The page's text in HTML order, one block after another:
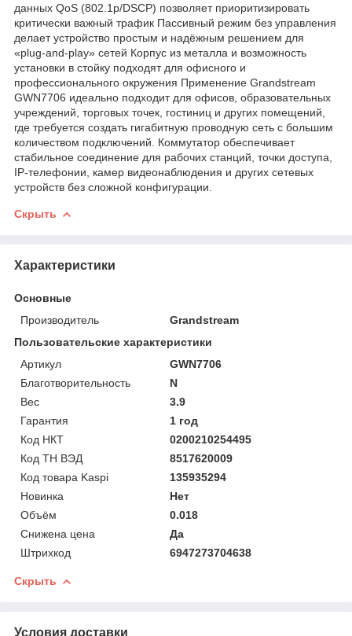
данных QoS (802.1p/DSCP) позволяет приоритизировать
критически важный трафик Пассивный режим без управления
делает устройство простым и надёжным решением для
«plug-and-play» сетей Корпус из металла и возможность
установки в стойку подходят для офисного и
профессионального окружения Применение Grandstream
GWN7706 идеально подходит для офисов, образовательных
учреждений, торговых точек, гостиниц и других помещений,
где требуется создать гигабитную проводную сеть с большим
количеством подключений. Коммутатор обеспечивает
стабильное соединение для рабочих станций, точки доступа,
IP-телефонии, камер видеонаблюдения и других сетевых
устройств без сложной конфигурации.
Скрыть
Характеристики
Основные
Производитель
Grandstream
Пользовательские характеристики
Артикул
GWN7706
Благотворительность
N
Вес
3.9
Гарантия
1 год
Код НКТ
0200210254495
Код ТН ВЭД
8517620009
Код товара Kaspi
135935294
Новинка
Нет
Объём
0.018
Снижена цена
Да
Штрихкод
6947273704638
Скрыть
Условия доставки